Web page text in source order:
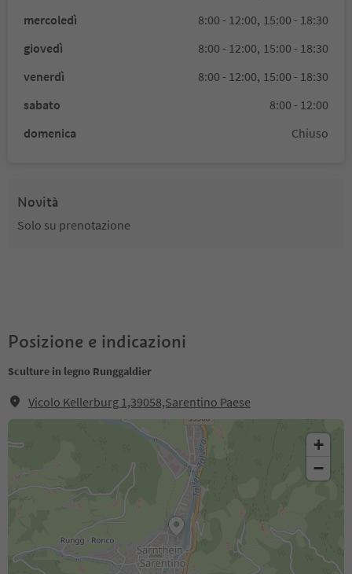
mercoledì
8:00 - 12:00, 15:00 - 18:30
giovedì
8:00 - 12:00, 15:00 - 18:30
venerdì
8:00 - 12:00, 15:00 - 18:30
sabato
8:00 - 12:00
domenica
Chiuso
Novità
Solo su prenotazione
Posizione e indicazioni
Sculture in legno Runggaldier
Vicolo Kellerburg 1,39058,Sarentino Paese
+
−